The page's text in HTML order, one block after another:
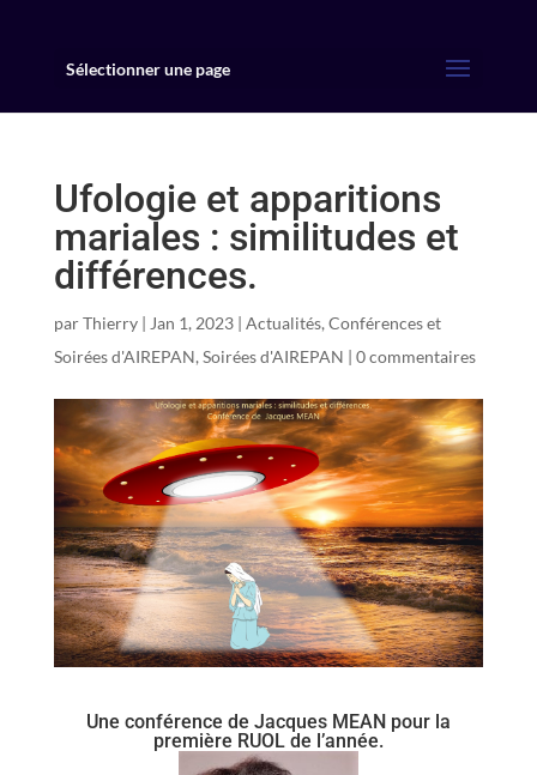
Sélectionner une page
Ufologie et apparitions
mariales : similitudes et
différences.
parThierry| Jan 1, 2023| Actualités, Conférences et
Soirées d'AIREPAN, Soirées d'AIREPAN | 0 commentaires
Une conférence de Jacques MEAN pour la
première RUOL de l’année.